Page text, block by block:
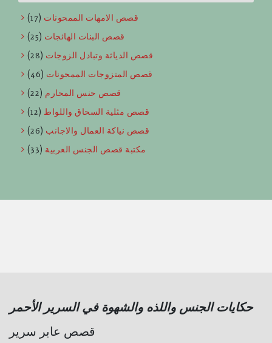
قصص الامهات الممحونات (17)
قصص البنات الهائجات (25)
قصص الدياثة وتبادل الزوجات (28)
قصص المتزوجات الممحونات (46)
قصص حنس المحارم (22)
قصص مثلية السحاق واللواط (12)
قصص نياكة العمال والاجانب (26)
مكتبة قصص الجنس العربية (33)
حكايات الجنس واللذه والشهوة في السرير الأحمر